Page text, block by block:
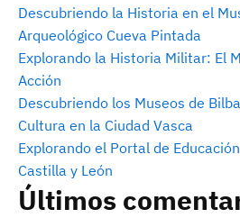
Descubriendo la Historia en el
Arqueológico Cueva Pintada
Explorando la Historia Militar: El
Acción
Descubriendo los Museos de
Cultura en la Ciudad Vasca
Explorando el Portal de
Castilla y León
Últimos